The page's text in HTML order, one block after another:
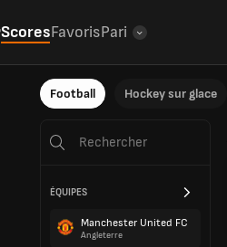
ScoresFavorisPari
Football Hockey sur glace
ÉQUIPES
Manchester United FC
Angleterre